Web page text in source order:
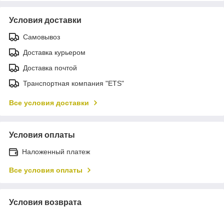
Условия доставки
Самовывоз
Доставка курьером
Доставка почтой
Транспортная компания "ETS"
Все условия доставки
Условия оплаты
Наложенный платеж
Все условия оплаты
Условия возврата